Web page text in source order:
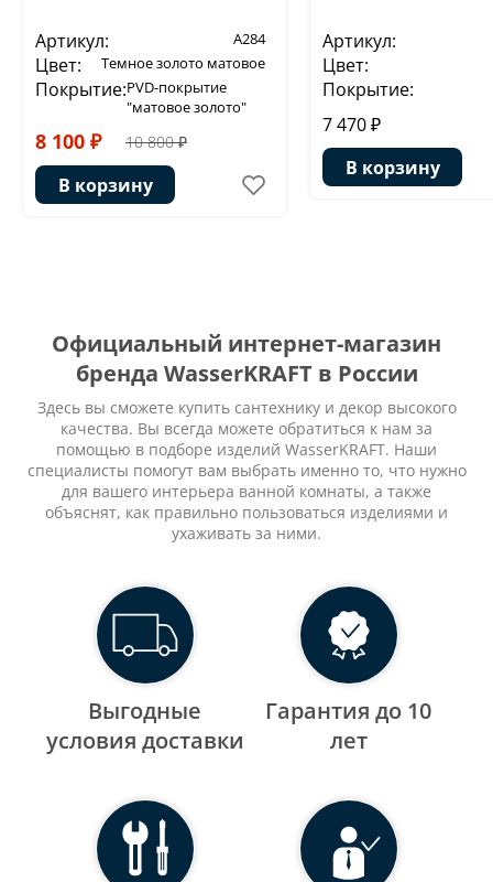
Артикул: A284
Цвет: Темное золото матовое
Покрытие:PVD-покрытие
"матовое золото"
8 100 ₽ 10 800 ₽
В корзину
Артикул:
Цвет:
Покрытие:
7 470 ₽
В корзину
Официальный интернет-магазин
бренда WasserKRAFT в России
Здесь вы сможете купить сантехнику и декор высокого
качества. Вы всегда можете обратиться к нам за
помощью в подборе изделий WasserKRAFT. Наши
специалисты помогут вам выбрать именно то, что нужно
для вашего интерьера ванной комнаты, а также
объяснят, как правильно пользоваться изделиями и
ухаживать за ними.
Выгодные
уcловия доставки
Гарантия до 10
лет